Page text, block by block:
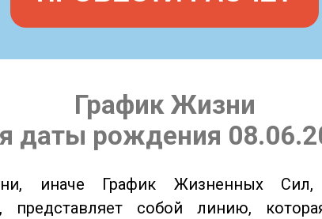
График Жизни
даты рождения
иначе График Жизненных
представляет собой линию,